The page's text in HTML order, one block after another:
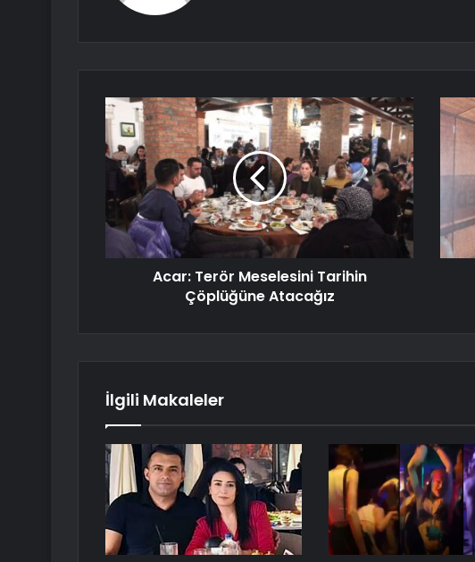
Acar: Terör Meselesini Tarihin
Çöplüğüne Atacağız
İlgili Makaleler